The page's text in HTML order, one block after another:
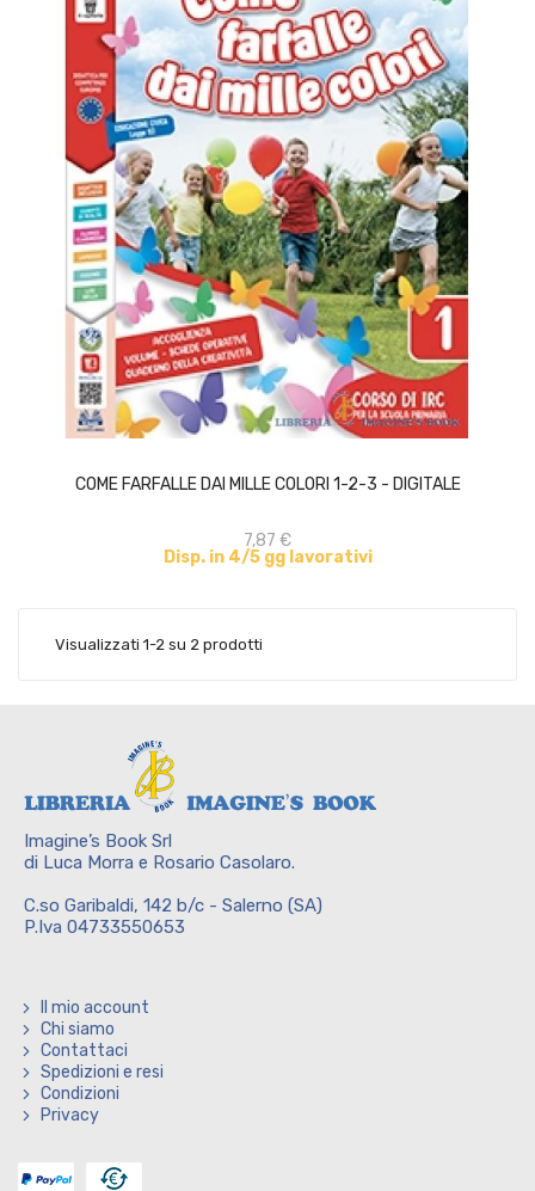
COME FARFALLE DAI MILLE COLORI 1-2-3 - DIGITALE
7,87 €
Disp. in 4/5 gg lavorativi
ACQUISTA
Visualizzati 1-2 su 2 prodotti
Imagine’s Book Srl
di Luca Morra e Rosario Casolaro.
C.so Garibaldi, 142 b/c - Salerno (SA)
P.Iva 04733550653
Il mio account
Chi siamo
Contattaci
Spedizioni e resi
Condizioni
Privacy